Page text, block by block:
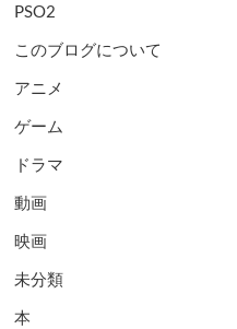
PSO2
このブログについて
アニメ
ゲーム
ドラマ
動画
映画
未分類
本